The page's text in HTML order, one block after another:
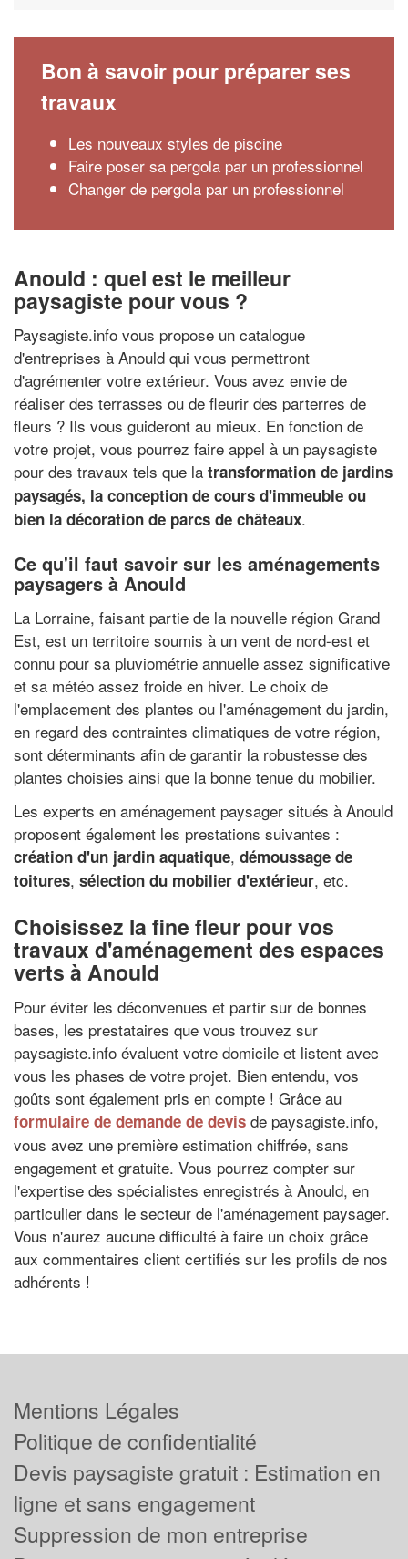
Bon à savoir pour préparer ses
travaux
Les nouveaux styles de piscine
Faire poser sa pergola par un professionnel
Changer de pergola par un professionnel
Anould : quel est le meilleur
paysagiste pour vous ?
Paysagiste.info vous propose un catalogue
d'entreprises à Anould qui vous permettront
d'agrémenter votre extérieur. Vous avez envie de
réaliser des terrasses ou de fleurir des parterres de
fleurs ? Ils vous guideront au mieux. En fonction de
votre projet, vous pourrez faire appel à un paysagiste
pour des travaux tels que la transformation de jardins
paysagés, la conception de cours d'immeuble ou
bien la décoration de parcs de châteaux.
Ce qu'il faut savoir sur les aménagements
paysagers à Anould
La Lorraine, faisant partie de la nouvelle région Grand
Est, est un territoire soumis à un vent de nord-est et
connu pour sa pluviométrie annuelle assez significative
et sa météo assez froide en hiver. Le choix de
l'emplacement des plantes ou l'aménagement du jardin,
en regard des contraintes climatiques de votre région,
sont déterminants afin de garantir la robustesse des
plantes choisies ainsi que la bonne tenue du mobilier.
Les experts en aménagement paysager situés à Anould
proposent également les prestations suivantes :
création d'un jardin aquatique, démoussage de
toitures, sélection du mobilier d'extérieur, etc.
Choisissez la fine fleur pour vos
travaux d'aménagement des espaces
verts à Anould
Pour éviter les déconvenues et partir sur de bonnes
bases, les prestataires que vous trouvez sur
paysagiste.info évaluent votre domicile et listent avec
vous les phases de votre projet. Bien entendu, vos
goûts sont également pris en compte ! Grâce au
formulaire de demande de devis de paysagiste.info,
vous avez une première estimation chiffrée, sans
engagement et gratuite. Vous pourrez compter sur
l'expertise des spécialistes enregistrés à Anould, en
particulier dans le secteur de l'aménagement paysager.
Vous n'aurez aucune difficulté à faire un choix grâce
aux commentaires client certifiés sur les profils de nos
adhérents !
Mentions Légales
Politique de confidentialité
Devis paysagiste gratuit : Estimation en
ligne et sans engagement
Suppression de mon entreprise